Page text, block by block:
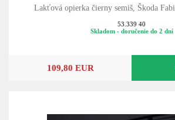
Lakťová opierka čierny semiš, Škoda
53.339 40
Skladom - doručenie do 2 dní
109,80 EUR